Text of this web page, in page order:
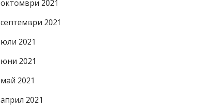
октомври 2021
септември 2021
юли 2021
юни 2021
май 2021
април 2021